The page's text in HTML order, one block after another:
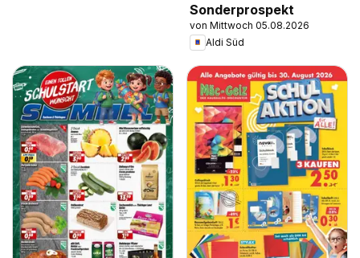
Sonderprospekt
von Mittwoch 05.08.2026
Aldi Süd